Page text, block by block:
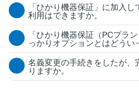
「ひかり機器保証」に加入
利用はできますか。
「ひかり機器保証（PCプラ
っかりオプションとはどうい
名義変更の手続きをしたが、
りますか。